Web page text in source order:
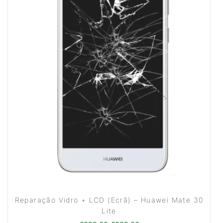
Reparação Vidro + LCD (Ecrã) – Huawei Mate 30
Lite